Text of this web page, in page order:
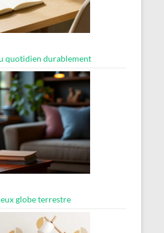
quotidien durablement
globe terrestre